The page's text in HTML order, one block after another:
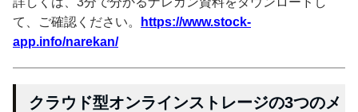
て、ご確認ください。
https://www.stock-
app.info/narekan/
クラウド型オンラインストレージの3つのメ